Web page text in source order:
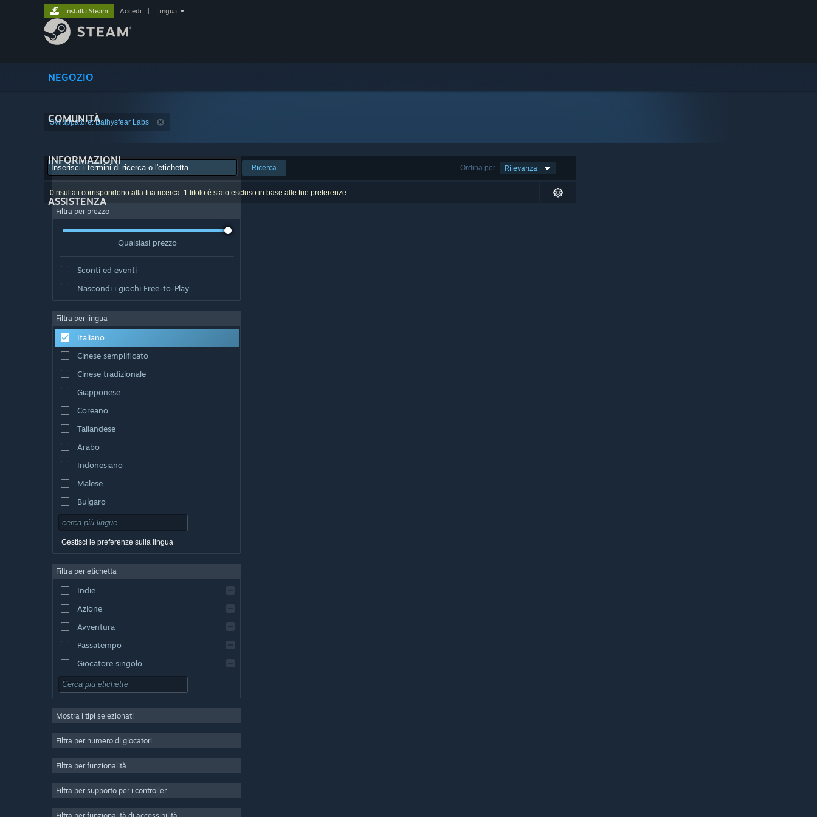
NEGOZIO
COMUNITÀ
INFORMAZIONI
ASSISTENZA
Installa Steam Accedi Lingua
Sviluppatore: Bathysfear Labs
Ordina per Rilevanza
Ricerca
0 risultati corrispondono alla tua ricerca. 1 titolo è stato escluso in base alle tue preferenze.
Filtra per prezzo
Qualsiasi prezzo
Sconti ed eventi
Nascondi i giochi Free-to-Play
Filtra per lingua
Italiano
Cinese semplificato
Cinese tradizionale
Giapponese
Coreano
Tailandese
Arabo
Indonesiano
Malese
Bulgaro
Ceco
Danese
Inglese
Spagnolo - Spagna
Spagnolo - America Latina
Gestisci le preferenze sulla lingua
Filtra per etichetta
Indie
Azione
Avventura
Passatempo
Giocatore singolo
Simulazione
Strategia
Free-to-Play
Mostra i tipi selezionati
Filtra per numero di giocatori
Filtra per funzionalità
Filtra per supporto per i controller